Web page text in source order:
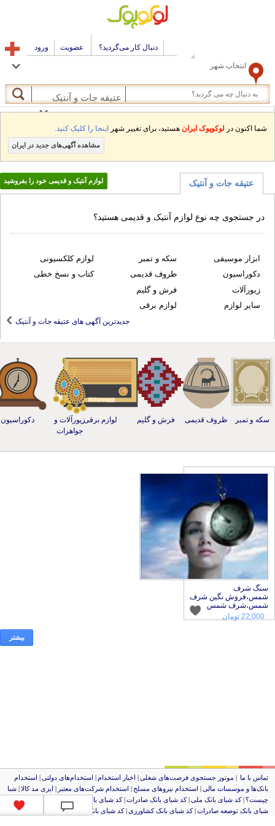
دنبال کار می‌گردید؟ عضویت ورود
انتخاب شهر
عتیقه جات و آنتیک
اکنون درلوکوپوک ایران هستید، برای تغییر شهراینجا را کلیک کنید.
مشاهده آگهی‌های جدید در ایران
عتیقه جات و آنتیک لوازم آنتیک و قدیمی خود را بفروشید
جستجوی چه نوع لوازم آنتیک و قدیمی هستید؟
جدیدترین آگهی های عتیقه جات و آنتیک
ابزار موسیقی
دکوراسیون
زیورآلات
سایر لوازم
سکه و تمبر
ظروف قدیمی
فرش و گلیم
لوازم برقی
لوازم کلکسیونی
کتاب و نسخ خطی
و تمبر ظروف قدیمی فرش و گلیم لوازم برقیزیورآلات و
جواهرات
دکوراسیون
شرف
نگین شرف
شمس
تومان
بیشتر
با ما | موتور جستجوی فرصت‌های شغلی |اخبار استخدام| استخدام‌های دولتی|استخدام‌
و موسسات مالی| استخدام‌ نیروهای مسلح|استخدام‌ شرکت‌های معتبر|ایزی مد کالا |شبا
|کد شبای بانک ملی |کد شبای بانک صادرات | کد شبای بانک تجارت کد شبای بانک سپه|کد
بانک توصعه صادرات | کد شبای بانک کشاورزی | کد شبای بانک صنعت و معدن
کد شبای بانک